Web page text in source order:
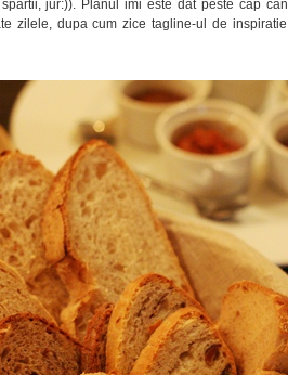
jur:)). Planul imi este dat peste cap
zilele, dupa cum zice tagline-ul de